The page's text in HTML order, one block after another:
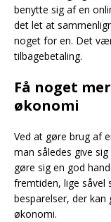
benytte sig af en
det let at
noget for en. Det
tilbagebetaling.
Få noget
økonomi
Ved at gøre brug af
man således give
gøre sig en god
fremtiden, lige såvel
besparelser, der
økonomi.